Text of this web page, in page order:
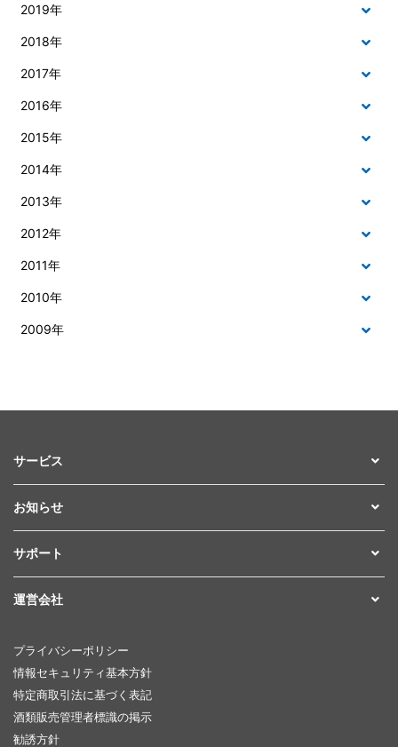
2019年
2018年
2017年
2016年
2015年
2014年
2013年
2012年
2011年
2010年
2009年
サービス
お知らせ
サポート
運営会社
プライバシーポリシー
情報セキュリティ基本方針
特定商取引法に基づく表記
酒類販売管理者標識の掲示
勧誘方針